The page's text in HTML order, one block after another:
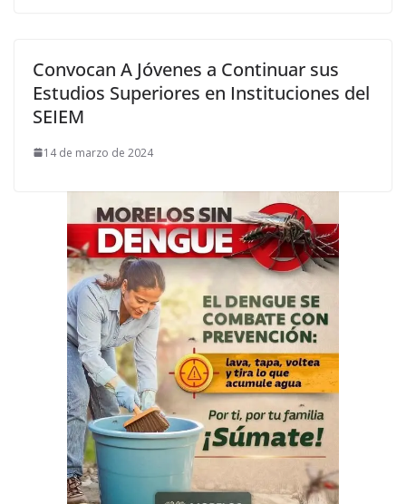
Convocan A Jóvenes a Continuar sus
Estudios Superiores en Instituciones del
SEIEM
14 de marzo de 2024